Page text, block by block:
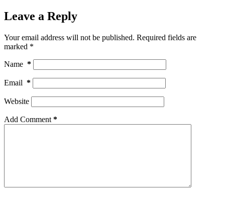
Leave a Reply
Your email address will not be published. Required fields are
marked *
Name *
Email *
Website
Add Comment *